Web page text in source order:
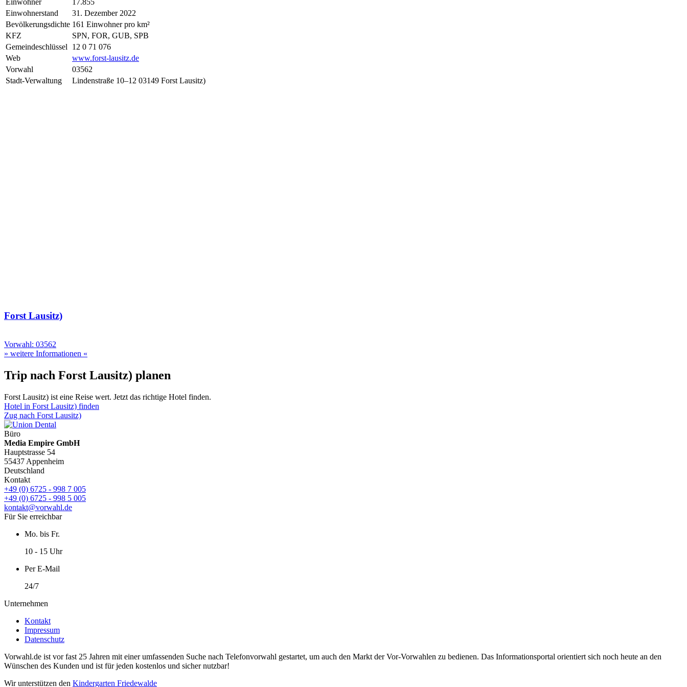
Einwohnerstand
31. Dezember 2022
Bevölkerungsdichte 161 Einwohner pro km²
KFZ
SPN, FOR, GUB, SPB
Gemeindeschlüssel
12 0 71 076
Web
www.forst-lausitz.de
Vorwahl
03562
Stadt-Verwaltung
Lindenstraße 10–12 03149 Forst Lausitz)
Forst Lausitz)
Vorwahl: 03562
» weitere Informationen «
Trip nach Forst Lausitz) planen
Forst Lausitz) ist eine Reise wert. Jetzt das richtige Hotel finden.
Hotel in Forst Lausitz) finden
Zug nach Forst Lausitz)
Büro
Media Empire GmbH
Hauptstrasse 54
55437 Appenheim
Deutschland
Kontakt
+49 (0) 6725 - 998 7 005
+49 (0) 6725 - 998 5 005
kontakt@vorwahl.de
Für Sie erreichbar
Mo. bis Fr.
10 - 15 Uhr
Per E-Mail
24/7
Unternehmen
Kontakt
Impressum
Datenschutz
Vorwahl.de ist vor fast 25 Jahren mit einer umfassenden Suche nach Telefonvorwahl gestartet, um auch den Markt der Vor-Vorwahlen zu bedienen. Das Informationsportal orientiert sich noch heute an den
Wünschen des Kunden und ist für jeden kostenlos und sicher nutzbar!
Wir unterstützen den Kindergarten Friedewalde